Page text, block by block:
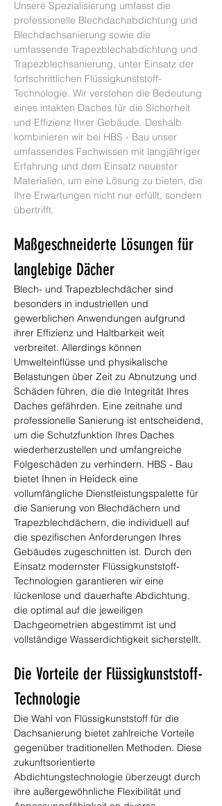
Unsere Spezialisierung umfasst die
professionelle Blechdachabdichtung und
Blechdachsanierung sowie die
umfassende Trapezblechabdichtung und
Trapezblechsanierung, unter Einsatz der
fortschrittlichen Flüssigkunststoff-
Technologie. Wir verstehen die Bedeutung
eines intakten Daches für die Sicherheit
und Effizienz Ihrer Gebäude. Deshalb
kombinieren wir bei HBS - Bau unser
umfassendes Fachwissen mit langjähriger
Erfahrung und dem Einsatz neuester
Materialien, um eine Lösung zu bieten, die
Ihre Erwartungen nicht nur erfüllt, sondern
übertrifft.
Maßgeschneiderte Lösungen für
langlebige Dächer
Blech- und Trapezblechdächer sind
besonders in industriellen und
gewerblichen Anwendungen aufgrund
ihrer Effizienz und Haltbarkeit weit
verbreitet. Allerdings können
Umwelteinflüsse und physikalische
Belastungen über Zeit zu Abnutzung und
Schäden führen, die die Integrität Ihres
Daches gefährden. Eine zeitnahe und
professionelle Sanierung ist entscheidend,
um die Schutzfunktion Ihres Daches
wiederherzustellen und umfangreiche
Folgeschäden zu verhindern. HBS - Bau
bietet Ihnen in Heideck eine
vollumfängliche Dienstleistungspalette für
die Sanierung von Blechdächern und
Trapezblechdächern, die individuell auf
die spezifischen Anforderungen Ihres
Gebäudes zugeschnitten ist. Durch den
Einsatz modernster Flüssigkunststoff-
Technologien garantieren wir eine
lückenlose und dauerhafte Abdichtung,
die optimal auf die jeweiligen
Dachgeometrien abgestimmt ist und
vollständige Wasserdichtigkeit sicherstellt.
Die Vorteile der Flüssigkunststoff-
Technologie
Die Wahl von Flüssigkunststoff für die
Dachsanierung bietet zahlreiche Vorteile
gegenüber traditionellen Methoden. Diese
zukunftsorientierte
Abdichtungstechnologie überzeugt durch
ihre außergewöhnliche Flexibilität und